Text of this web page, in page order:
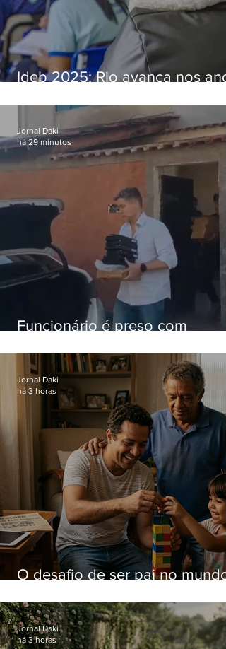
Ideb 2025: Rio avança nos
nacional
Funcionário é preso com
Hospital do Andaraí
Jornal Daki
há 29 minutos
O desafio de ser pai no mundo
Jornal Daki
há 3 horas
Jornal Daki
há 3 horas